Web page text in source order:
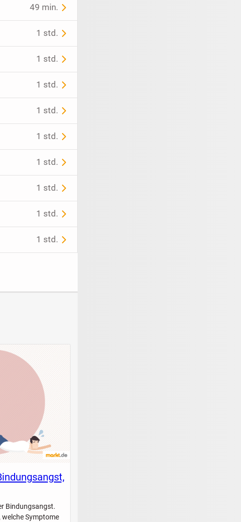
49 min.
1 std.
1 std.
1 std.
1 std.
1 std.
1 std.
1 std.
1 std.
1 std.
Bindungsangst.
Symptome